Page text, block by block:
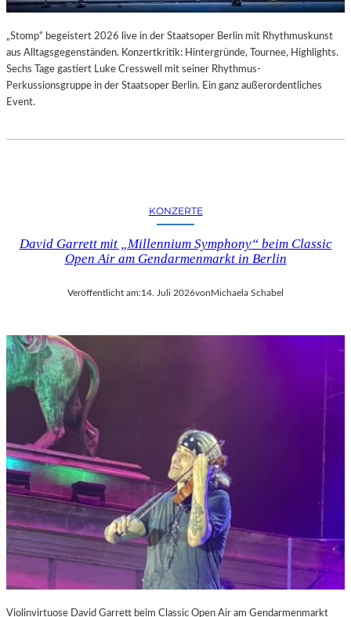
„Stomp“ begeistert 2026 live in der Staatsoper Berlin mit Rhythmuskunst
aus Alltagsgegenständen. Konzertkritik: Hintergründe, Tournee, Highlights.
Sechs Tage gastiert Luke Cresswell mit seiner Rhythmus-
Perkussionsgruppe in der Staatsoper Berlin. Ein ganz außerordentliches
Event.
KONZERTE
David Garrett mit „Millennium Symphony“ beim Classic
Open Air am Gendarmenmarkt in Berlin
Veröffentlicht am:14. Juli 2026vonMichaela Schabel
Violinvirtuose David Garrett beim Classic Open Air am Gendarmenmarkt